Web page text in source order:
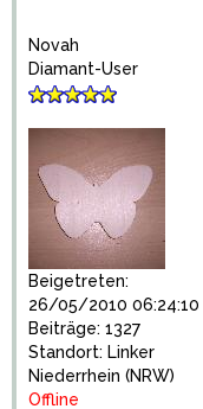
Novah
Diamant-User
Beigetreten:
26/05/2010 06:24:10
Beiträge: 1327
Standort: Linker
Niederrhein (NRW)
Offline